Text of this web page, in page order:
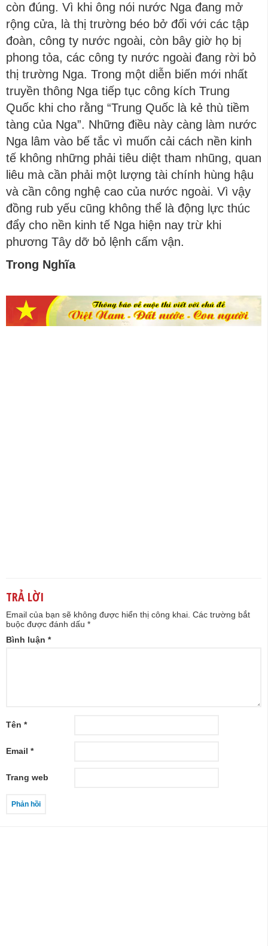
còn đúng. Vì khi ông nói nước Nga đang mở
rộng cửa, là thị trường béo bở đối với các tập
đoàn, công ty nước ngoài, còn bây giờ họ bị
phong tỏa, các công ty nước ngoài đang rời bỏ
thị trường Nga. Trong một diễn biến mới nhất
truyền thông Nga tiếp tục công kích Trung
Quốc khi cho rằng “Trung Quốc là kẻ thù tiềm
tàng của Nga”. Những điều này càng làm nước
Nga lâm vào bế tắc vì muốn cải cách nền kinh
tế không những phải tiêu diệt tham nhũng, quan
liêu mà cần phải một lượng tài chính hùng hậu
và cần công nghệ cao của nước ngoài. Vì vậy
đồng rub yếu cũng không thể là động lực thúc
đẩy cho nền kinh tế Nga hiện nay trừ khi
phương Tây dỡ bỏ lệnh cấm vận.
Trong Nghĩa
TRẢ LỜI
Email của bạn sẽ không được hiển thị công khai. Các trường bắt
buộc được đánh dấu *
Bình luận *
Tên *
Email *
Trang web